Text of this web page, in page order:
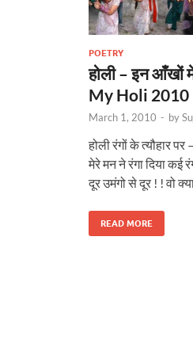
POETRY
होली – इन आँखों
My Holi 2010
March 1, 2010 - by
होली रंगों के त्यौहार
मेरे मन ने रंगा दिया कई
दूर उमंगो से दूर ! ! वो
READ MORE